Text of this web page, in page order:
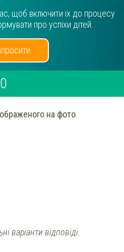
щоб включити їх до процесу
про успіхи дітей.
на фото
варіанти відповіді.